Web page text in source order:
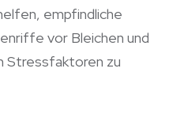
empfindliche
vor Bleichen und
Stressfaktoren zu